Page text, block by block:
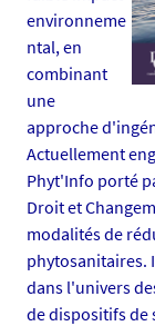
s
-
e
m
b
a
r
q
u
e
s
-
environneme
ntal, en
combinant
une
approche
Actuellement
Phyt'Info porté
Droit et
modalités de
phytosanitaires.
dans l'univers
de dispositifs de